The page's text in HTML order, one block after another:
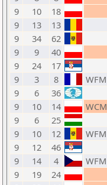
9
10 18
9
13 13
9
34 62
9
9 40
9
24 17
9
3 8 WFM
9
6 36
9
10 14 WCM
9
6 25
9
10 12 WFM
9
12 46
9
14 4 WFM
9
19 24